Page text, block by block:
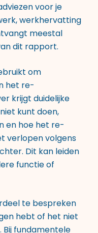
voor je
werkhervatting
meestal
dit rapport.
om
het re-
krijgt duidelijke
kunt doen,
en hoe het re-
verlopen volgens
Dit kan leiden
functie of
te bespreken
hebt of het niet
Bij fundamentele